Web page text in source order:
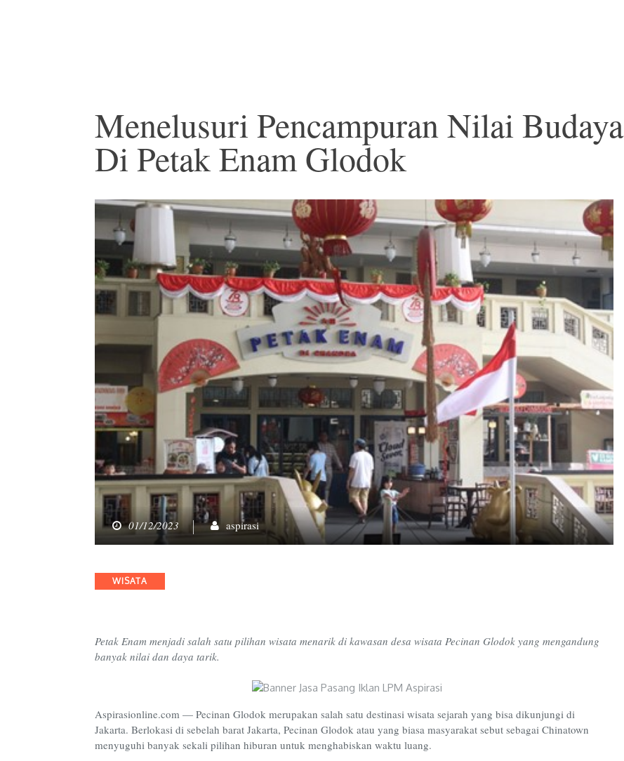
Menelusuri Pencampuran Nilai Budaya
Di Petak Enam Glodok
01/12/2023 aspirasi
Categories
WISATA
Petak Enam menjadi salah satu pilihan wisata menarik di kawasan desa wisata Pecinan Glodok yang mengandung
banyak nilai dan daya tarik.
Aspirasionline.com — Pecinan Glodok merupakan salah satu destinasi wisata sejarah yang bisa dikunjungi di
Jakarta. Berlokasi di sebelah barat Jakarta, Pecinan Glodok atau yang biasa masyarakat sebut sebagai Chinatown
menyuguhi banyak sekali pilihan hiburan untuk menghabiskan waktu luang.